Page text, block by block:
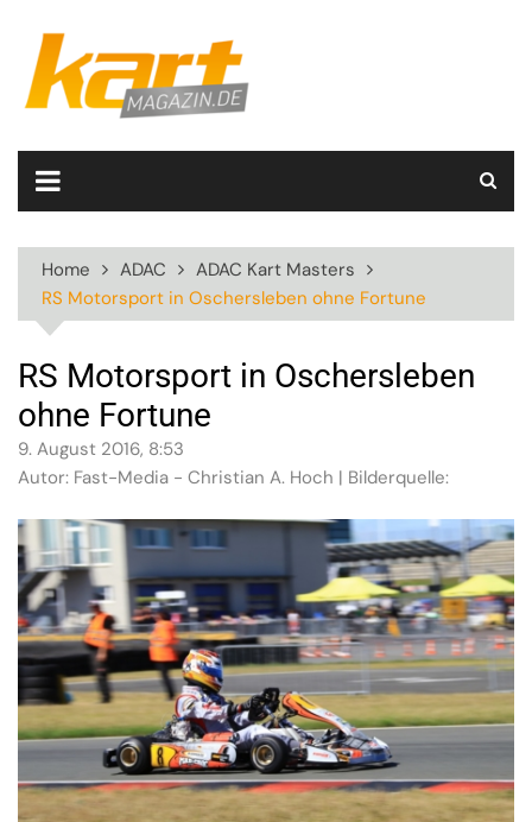
content
Home ADAC
ADAC Kart Masters
RS Motorsport in Oschersleben ohne Fortune
RS Motorsport in Oschersleben
ohne Fortune
9. August 2016, 8:53
Autor: Fast-Media - Christian A. Hoch | Bilderquelle: